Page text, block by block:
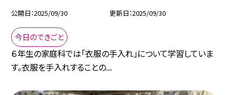
公開日 2025/09/30 更新日 2025/09/30
今日のできごと
６年生の家庭科では「衣服の手入れ」について学習していま
す。衣服を手入れすることの...